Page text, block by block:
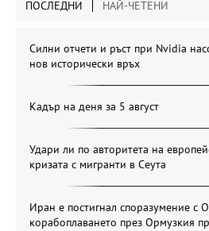
ПОСЛЕДНИ НАЙ-ЧЕТЕНИ
Силни отчети и ръст при Nvidia
нов исторически връх
Кадър на деня за 5 август
Удари ли по авторитета на
кризата с мигранти в Сеута
Иран е постигнал споразумение с
корабоплаването през Ормузкия